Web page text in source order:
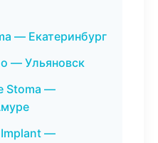
— Екатеринбург
— Ульяновск
Stoma —
—